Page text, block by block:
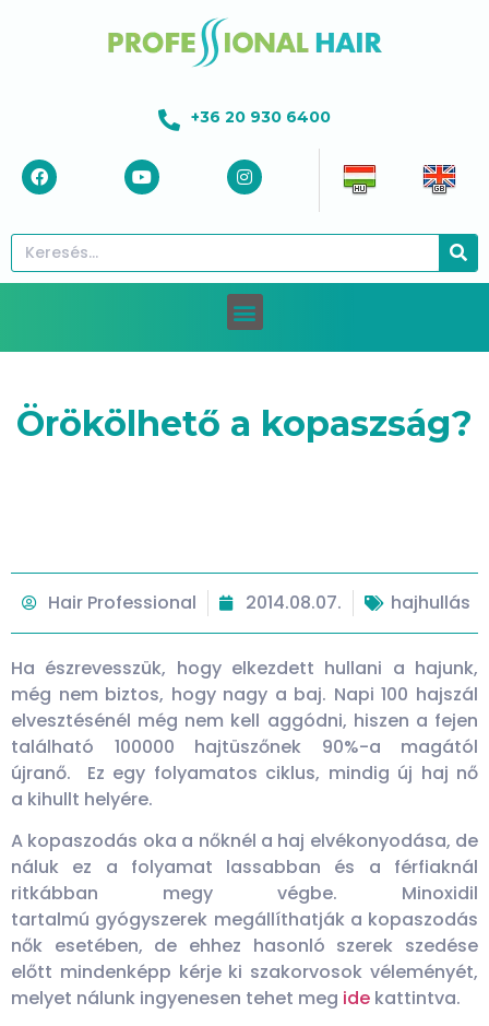
+36 20 930 6400
Örökölhető a kopaszság?
Hair Professional 2014.08.07. hajhullás
Ha észrevesszük, hogy elkezdett hullani a hajunk,
még nem biztos, hogy nagy a baj. Napi 100 hajszál
elvesztésénél még nem kell aggódni, hiszen a fejen
található 100000 hajtüszőnek 90%-a magától
újranő. Ez egy folyamatos ciklus, mindig új haj nő
a kihullt helyére.
A kopaszodás oka a nőknél a haj elvékonyodása, de
náluk ez a folyamat lassabban és a férfiaknál
ritkábban megy végbe. Minoxidil
tartalmú gyógyszerek megállíthatják a kopaszodás
nők esetében, de ehhez hasonló szerek szedése
előtt mindenképp kérje ki szakorvosok véleményét,
melyet nálunk ingyenesen tehet meg ide kattintva.